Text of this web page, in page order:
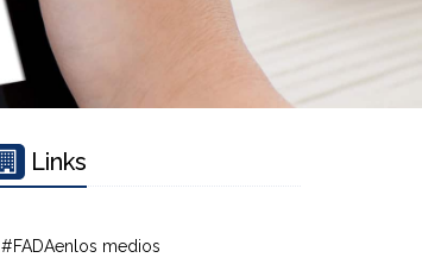
Links
#FADAenlos medios